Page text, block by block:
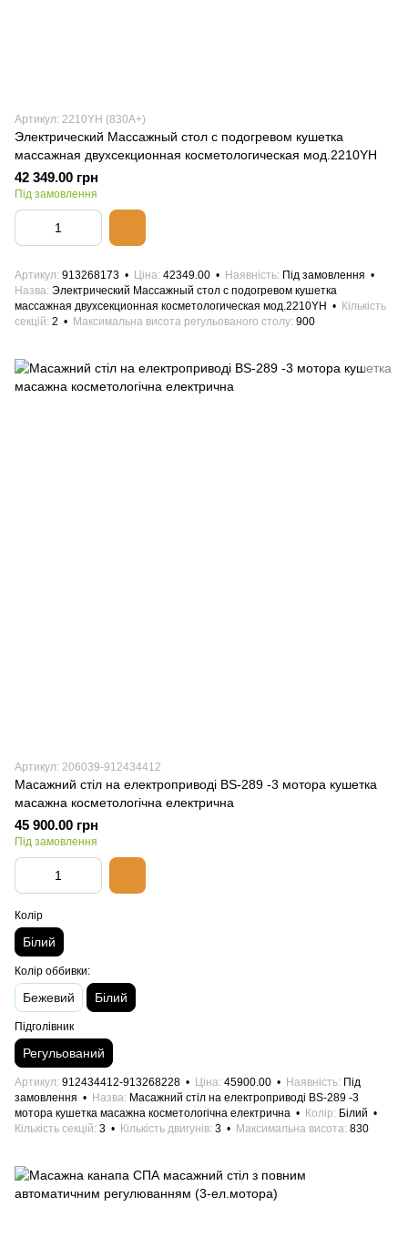
Артикул: 2210YН (830A+)
Электрический Массажный стол с подогревом кушетка
массажная двухсекционная косметологическая мод.2210YН
42 349.00 грн
Під замовлення
Артикул 913268173 Ціна 42349.00 Наявність Під замовлення
Назва Электрический Массажный стол с подогревом кушетка
массажная двухсекционная косметологическая мод.2210YН
Кількість
секцій 2 Максимальна висота регульованого столу 900
Артикул: 206039-912434412
Масажний стіл на електроприводі BS-289 -3 мотора кушетка
масажна косметологічна електрична
45 900.00 грн
Під замовлення
Колір
Білий
Колір оббивки:
Бежевий Білий
Підголівник
Регульований
Артикул 912434412-913268228 Ціна 45900.00 Наявність Під
замовлення
Назва Масажний стіл на електроприводі BS-289 -3
мотора кушетка масажна косметологічна електрична
Колір
Білий
Кількість секцій 3 Кількість двигунів 3 Максимальна висота 830